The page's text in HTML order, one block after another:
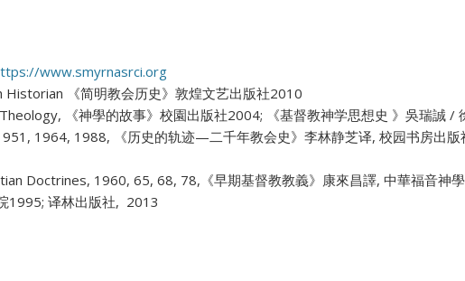
www.smyrnasrci.org
Historian 《简明教会历史》敦煌文艺出版社2010
《神學的故事》校園出版社2004; 《基督教神学思想史 》吳瑞誠 /
1964, 1988, 《历史的轨迹—二千年教会史》李林静芝译, 校园书房出版
Doctrines, 1960, 65, 68, 78,《早期基督教教義》康來昌譯, 中華福音神
1995; 译林出版社, 2013